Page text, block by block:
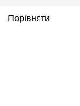
Порівняти